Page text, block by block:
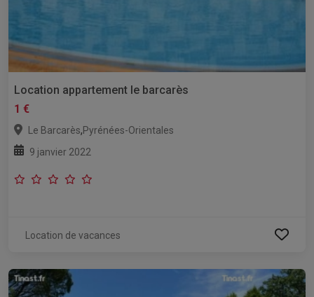
Location appartement le barcarès
1 €
Le Barcarès,Pyrénées-Orientales
9 janvier 2022
Location de vacances